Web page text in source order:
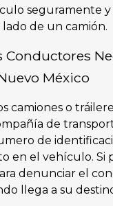
seguramente
de un camión.
Conductores
México
camiones o
de
de
en el vehículo. Si
denunciar el
llega a su